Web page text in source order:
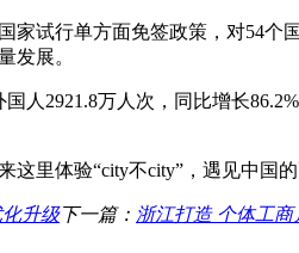
家试行单方面免签政策，对54
发展。
人2921.8万人次，同比增长
里体验“city不city”，遇见中国的
升级下一篇： 浙江打造 个体工